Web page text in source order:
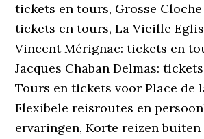
tickets en tours‎, Grosse
tickets en tours‎, La Vieille
Vincent Mérignac: tickets en
Jacques Chaban Delmas:
Tours en tickets voor Place de
Flexibele reisroutes en
ervaringen, Korte reizen buiten